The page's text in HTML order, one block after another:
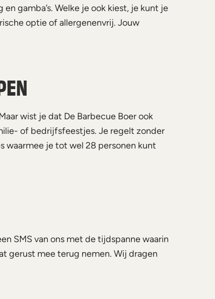
gamba’s. Welke je ook kiest, je kunt je
optie of allergenenvrij. Jouw
wist je dat De Barbecue Boer ook
of bedrijfsfeestjes. Je regelt zonder
waarmee je tot wel 28 personen kunt
SMS van ons met de tijdspanne waarin
gerust mee terug nemen. Wij dragen